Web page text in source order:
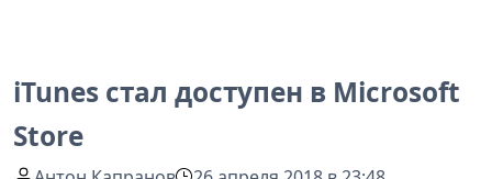
iTunes стал доступен в Microsoft
Store